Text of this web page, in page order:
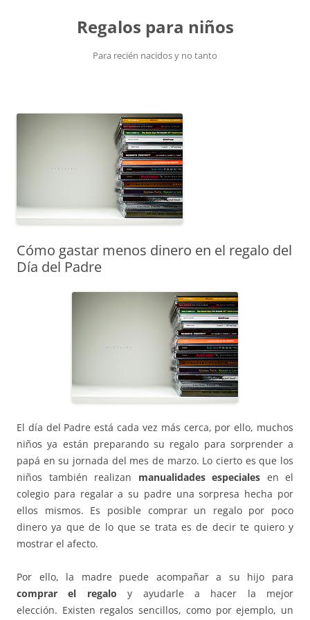
Regalos para niños
Para recién nacidos y no tanto
Cómo gastar menos dinero en el regalo del
Día del Padre
El día del Padre está cada vez más cerca, por ello, muchos
niños ya están preparando su regalo para sorprender a
papá en su jornada del mes de marzo. Lo cierto es que los
niños también realizan manualidades especiales en el
colegio para regalar a su padre una sorpresa hecha por
ellos mismos. Es posible comprar un regalo por poco
dinero ya que de lo que se trata es de decir te quiero y
mostrar el afecto.
Por ello, la madre puede acompañar a su hijo para
comprar el regalo y ayudarle a hacer la mejor
elección. Existen regalos sencillos, como por ejemplo, un